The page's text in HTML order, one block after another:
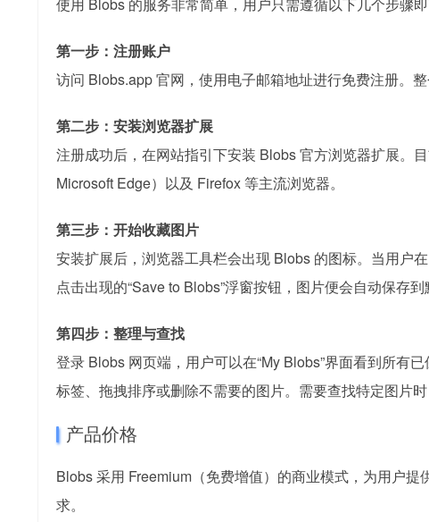
第一步：注册账户
访问 Blobs.app 官网，使用电子邮箱地址进行免费注册。
第二步：安装浏览器扩展
注册成功后，在网站指引下安装 Blobs 官方浏览器扩展。
Microsoft Edge）以及 Firefox 等主流浏览器。
第三步：开始收藏图片
安装扩展后，浏览器工具栏会出现 Blobs 的图标。当用户
点击出现的“Save to Blobs”浮窗按钮，图片便会自动保存到
第四步：整理与查找
登录 Blobs 网页端，用户可以在“My Blobs”界面看到所有
标签、拖拽排序或删除不需要的图片。需要查找特定图片
产品价格
Blobs 采用 Freemium（免费增值）的商业模式，为用户
求。